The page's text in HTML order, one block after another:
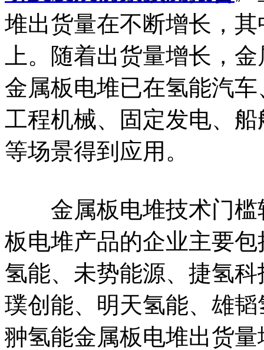
堆出货量在不断增长，
上。随着出货量增长，
金属板电堆已在氢能汽
工程机械、固定发电、
等场景得到应用。
金属板电堆技术门槛
板电堆产品的企业主要
氢能、未势能源、捷氢
璞创能、明天氢能、雄
翀氢能金属板电堆出货